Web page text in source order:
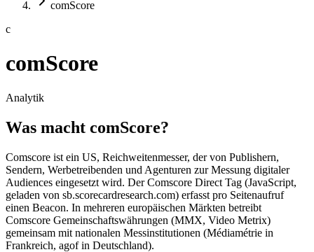
comScore
c
comScore
Analytik
Was macht comScore?
Comscore ist ein US, Reichweitenmesser, der von Publishern,
Sendern, Werbetreibenden und Agenturen zur Messung digitaler
Audiences eingesetzt wird. Der Comscore Direct Tag (JavaScript,
geladen von sb.scorecardresearch.com) erfasst pro Seitenaufruf
einen Beacon. In mehreren europäischen Märkten betreibt
Comscore Gemeinschaftswährungen (MMX, Video Metrix)
gemeinsam mit nationalen Messinstitutionen (Médiamétrie in
Frankreich, agof in Deutschland).